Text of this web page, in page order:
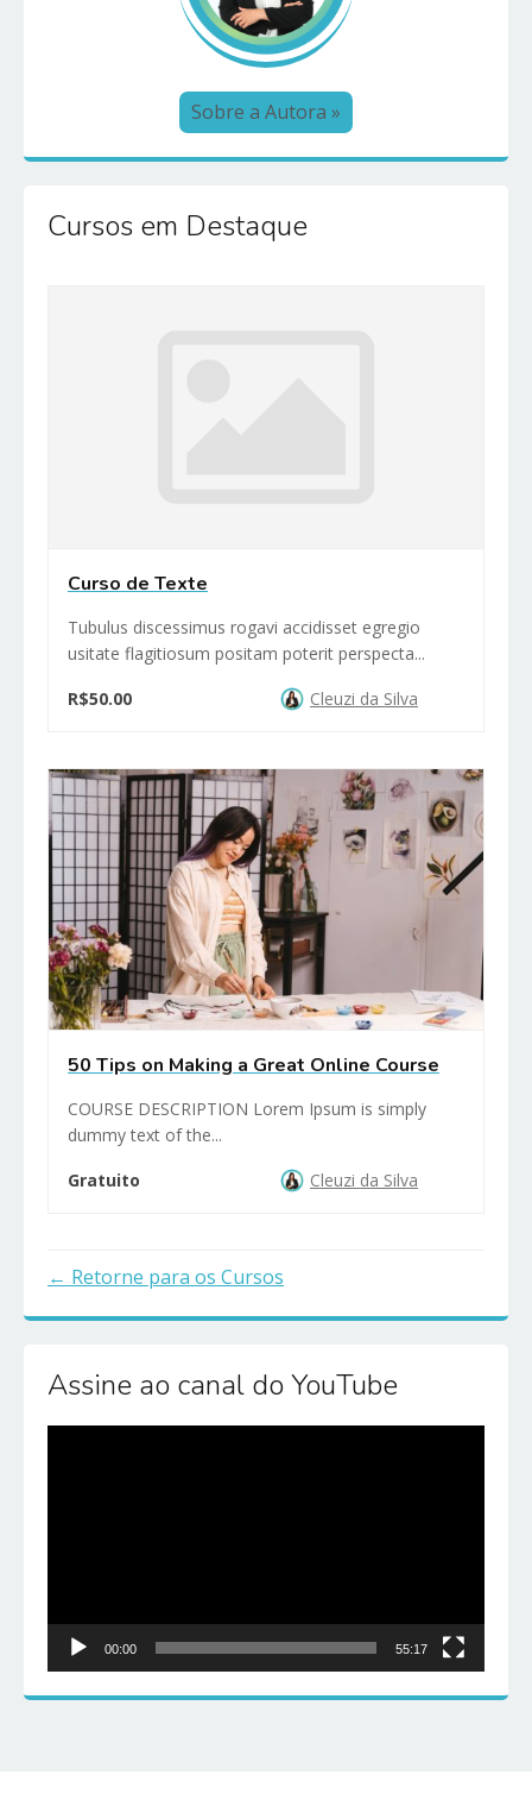
Sobre a Autora »
Cursos em Destaque
Curso de Texte
Tubulus discessimus rogavi accidisset egregio
usitate flagitiosum positam poterit perspecta...
R$50.00
Cleuzi da Silva
50 Tips on Making a Great Online Course
COURSE DESCRIPTION Lorem Ipsum is simply
dummy text of the...
Gratuito
Cleuzi da Silva
Retorne para os Cursos
Assine ao canal do YouTube
00:00 55:17